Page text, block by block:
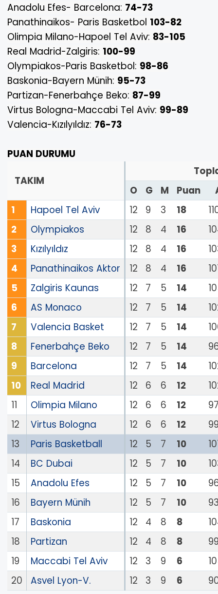
Anadolu Efes- Barcelona: 74-73
Panathinaikos- Paris Basketbol 103-82
Olimpia Milano-Hapoel Tel Aviv: 83-105
Real Madrid-Zalgiris: 100-99
Olympiakos-Paris Basketbol: 98-86
Baskonia-Bayern Münih: 95-73
Partizan-Fenerbahçe Beko: 87-99
Virtus Bologna-Maccabi Tel Aviv: 99-89
Valencia-Kızılyıldız: 76-73
PUAN DURUMU
TAKIM
O
G M Puan
1
Hapoel Tel Aviv 12 9 3 18
2
Olympiakos 12 8 4 16
3
Kızılyıldız 12 8 4 16
4
Panathinaikos Aktor 12 8 4 16
5
Zalgiris Kaunas 12 7 5 14
6
AS Monaco 12 7 5 14
7
Valencia Basket 12 7 5 14
8
Fenerbahçe Beko 12 7 5 14
9
Barcelona 12 7 5 14
10
Real Madrid 12 6 6 12
11
Olimpia Milano 12 6 6 12
12
Virtus Bologna 12 6 6 12
13
Paris Basketball 12 5 7 10
14
BC Dubai 12 5 7 10
15
Anadolu Efes 12 5 7 10
16
Bayern Münih 12 5 7 10
17
Baskonia 12 4 8 8
18
Partizan 12 4 8 8
19
Maccabi Tel Aviv 12 3 9 6
20
Asvel Lyon-V. 12 3 9 6